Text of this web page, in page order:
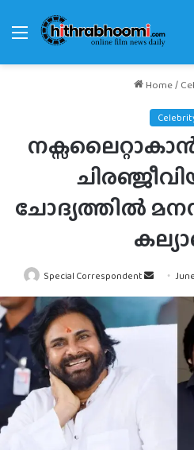
Menu
Home/
ചോദ്യത്തിൽ
Special Correspondent
Send
an
email